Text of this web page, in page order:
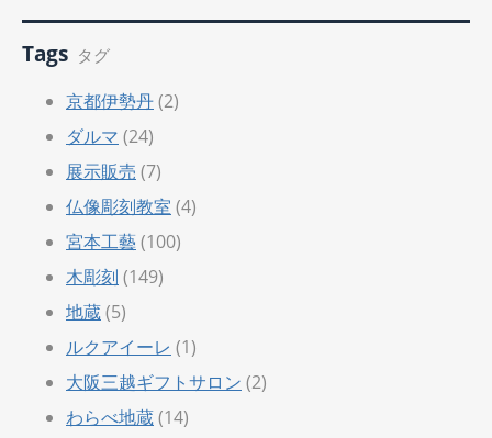
Tags タグ
京都伊勢丹(2)
ダルマ (24)
展示販売 (7)
仏像彫刻教室 (4)
宮本工藝(100)
木彫刻 (149)
地蔵(5)
ルクアイーレ (1)
大阪三越ギフトサロン (2)
わらべ地蔵(14)